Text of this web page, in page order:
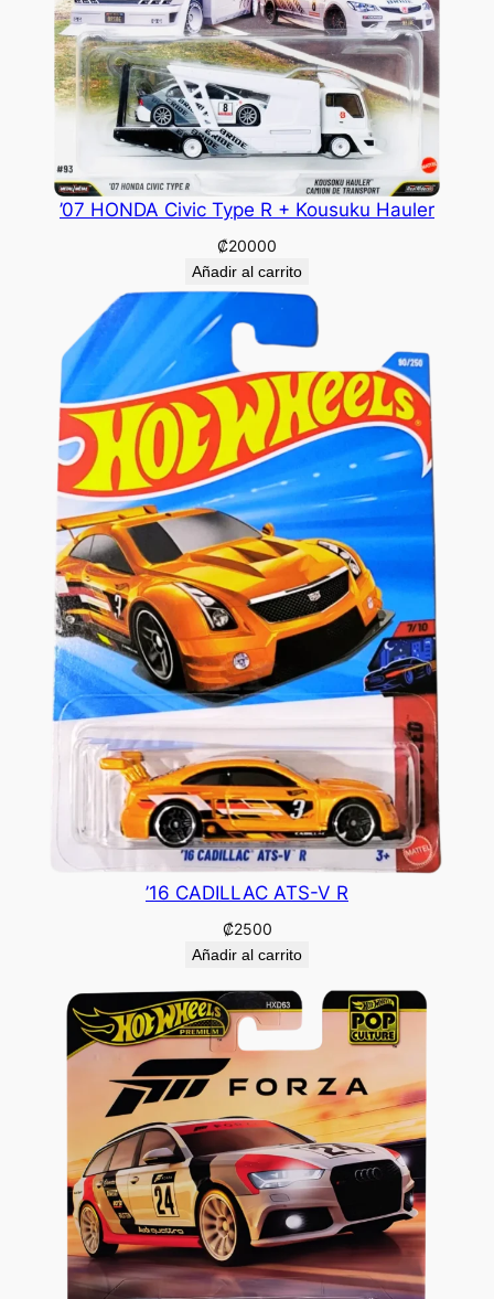
’07 HONDA Civic Type R + Kousuku Hauler
₡20000
Añadir al carrito
’16 CADILLAC ATS-V R
₡2500
Añadir al carrito